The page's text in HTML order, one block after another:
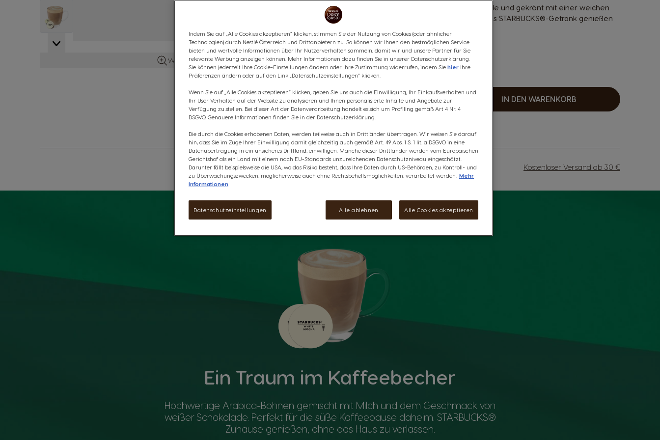
View larger image
Weitere Details anzeigen
köstlichen Geschmack nach weißer Schokolade und gekrönt mit einer weichen
Schaumschicht, damit du ein herrlich vertrautes STARBUCKS®-Getränk genießen
Inhaltsstoffe
€ 6,99
Rabatt wird in Warenkorb angewendet
Verringern
Menge Erhöhen
IN DEN WARENKORB
Kostenloser Versand ab 30 €
Wunschliste
Wunschzettel
Ein Traum im Kaffeebecher
Hochwertige Arabica-Bohnen gemischt mit Milch und dem Geschmack von
weißer Schokolade. Perfekt für die süße Kaffeepause daheim. STARBUCKS®
Zuhause genießen, ohne das Haus zu verlassen.
Indem Sie auf „Alle Cookies akzeptieren“ klicken, stimmen Sie der Nutzung von Cookies (oder ähnlicher
Technologien) durch Nestlé Österreich und Drittanbietern zu. So können wir Ihnen den bestmöglichen Service
bieten und wertvolle Informationen über Ihr Nutzerverhalten sammeln, damit wir und unsere Partner für Sie
relevante Werbung anzeigen können. Mehr Informationen dazu finden Sie in unserer Datenschutzerklärung.
Sie können jederzeit Ihre Cookie-Einstellungen ändern oder Ihre Zustimmung widerrufen, indem Sie hier Ihre
Präferenzen ändern oder auf den Link „Datenschutzeinstellungen“ klicken.
Wenn Sie auf „Alle Cookies akzeptieren“ klicken, geben Sie uns auch die Einwilligung, Ihr Einkaufsverhalten und
Ihr User Verhalten auf der Website zu analysieren und Ihnen personalisierte Inhalte und Angebote zur
Verfügung zu stellen. Bei dieser Art der Datenverarbeitung handelt es sich um Profiling gemäß Art 4 Nr. 4
DSGVO. Genauere Informationen finden Sie in der Datenschutzerklärung.
Die durch die Cookies erhobenen Daten, werden teilweise auch in Drittländer übertragen. Wir weisen Sie darauf
hin, dass Sie im Zuge Ihrer Einwilligung damit gleichzeitig auch gemäß Art. 49 Abs. 1 S. 1 lit. a DSGVO in eine
Datenübertragung in ein unsicheres Drittland, einwilligen. Manche dieser Drittländer werden vom Europäischen
Gerichtshof als ein Land mit einem nach EU-Standards unzureichenden Datenschutzniveau eingeschätzt.
Darunter fällt beispielsweise die USA, wo das Risiko besteht, dass Ihre Daten durch US-Behörden, zu Kontroll- und
zu Überwachungszwecken, möglicherweise auch ohne Rechtsbehelfsmöglichkeiten, verarbeitet werden.
Mehr
Informationen
Alle ablehnen Alle Cookies akzeptieren
Datenschutzeinstellungen